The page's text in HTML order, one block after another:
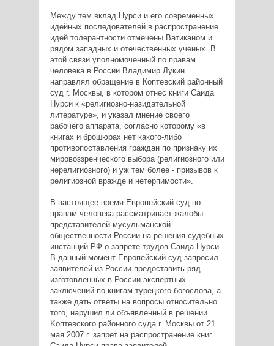
Между тем вклад Нурси и его современных
идейных последователей в распространение
идей толерантности отмечены Ватиканом и
рядом западных и отечественных ученых. В
этой связи уполномоченный по правам
человека в России Владимир Лукин
направлял обращение в Коптевский районный
суд г. Москвы, в котором отнес книги Саида
Нурси к «религиозно-назидательной
литературе», и указал мнение своего
рабочего аппарата, согласно которому «в
книгах и брошюрах нет какого-либо
противопоставления граждан по признаку их
мировоззренческого выбора (религиозного или
нерелигиозного) и уж тем более - призывов к
религиозной вражде и нетерпимости».
В настоящее время Европейский суд по
правам человека рассматривает жалобы
представителей мусульманской
общественности России на решения судебных
инстанций РФ о запрете трудов Саида Нурси.
В данный момент Европейский суд запросил
заявителей из России предоставить ряд
изготовленных в России экспертных
заключений по книгам турецкого богослова, а
также дать ответы на вопросы относительно
того, нарушил ли объявленный в решении
Kоптевского районного суда г. Москвы от 21
мая 2007 г. запрет на распространение книг